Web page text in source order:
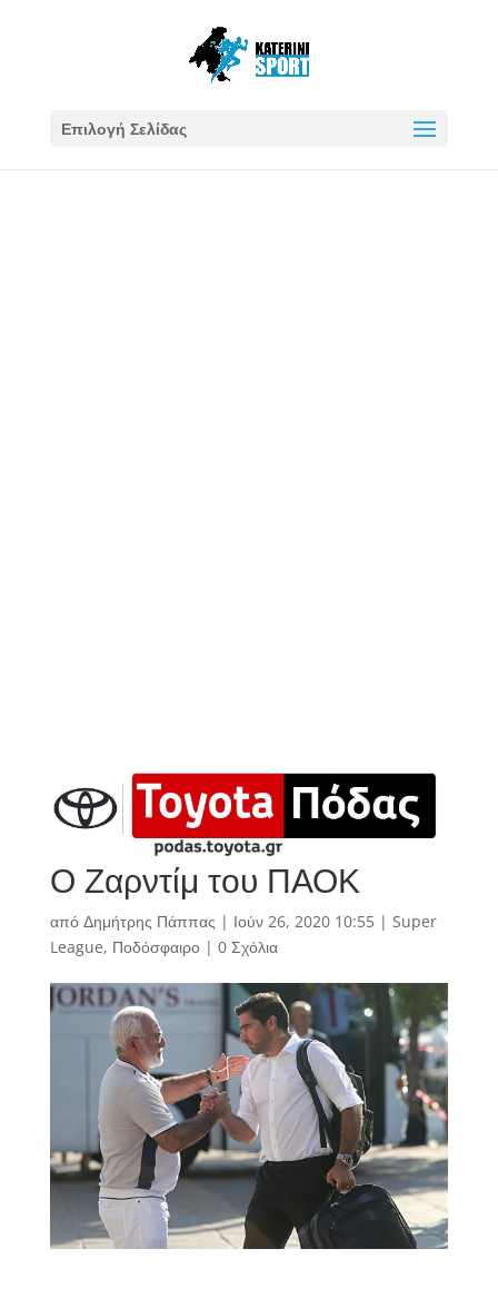
Επιλογή Σελίδας
Ο Ζαρντίμ του ΠΑΟΚ
από Δημήτρης Πάππας | Ιούν 26, 2020 10:55| Super
League, Ποδόσφαιρο| 0 Σχόλια